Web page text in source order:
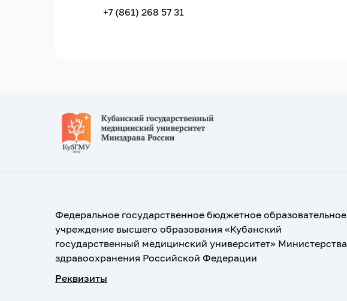
+7 (861) 268 57 31
Федеральное государственное бюджетное образовательное
учреждение высшего образования «Кубанский
государственный медицинский университет» Министерства
здравоохранения Российской Федерации
Реквизиты